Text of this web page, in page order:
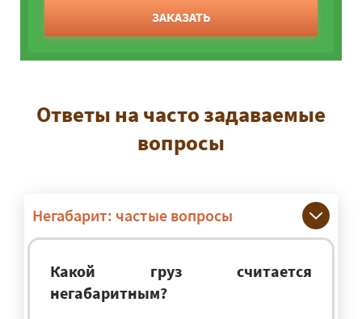
ЗАКАЗАТЬ
Ответы на часто задаваемые
вопросы
Негабарит: частые вопросы
Какой груз считается
негабаритным?